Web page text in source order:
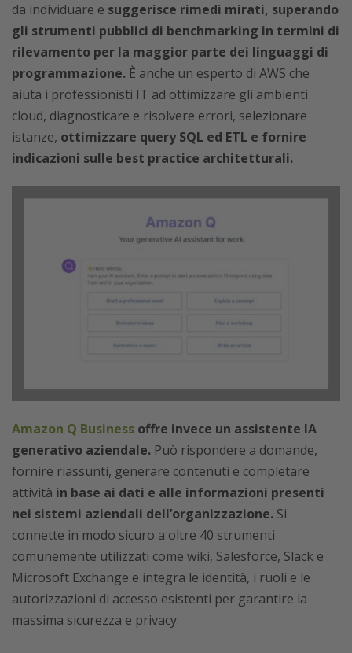
da individuare e suggerisce rimedi mirati, superando
gli strumenti pubblici di benchmarking in termini di
rilevamento per la maggior parte dei linguaggi di
programmazione. È anche un esperto di AWS che
aiuta i professionisti IT ad ottimizzare gli ambienti
cloud, diagnosticare e risolvere errori, selezionare
istanze, ottimizzare query SQL ed ETL e fornire
indicazioni sulle best practice architetturali.
Amazon Q Business offre invece un assistente IA
generativo aziendale. Può rispondere a domande,
fornire riassunti, generare contenuti e completare
attività in base ai dati e alle informazioni presenti
nei sistemi aziendali dell’organizzazione. Si
connette in modo sicuro a oltre 40 strumenti
comunemente utilizzati come wiki, Salesforce, Slack e
Microsoft Exchange e integra le identità, i ruoli e le
autorizzazioni di accesso esistenti per garantire la
massima sicurezza e privacy.